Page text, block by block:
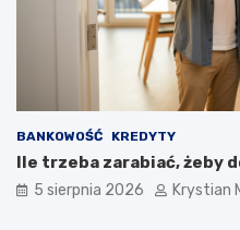
BANKOWOŚĆ KREDYTY
Ile trzeba zarabiać, żeby
5 sierpnia 2026 Krystian